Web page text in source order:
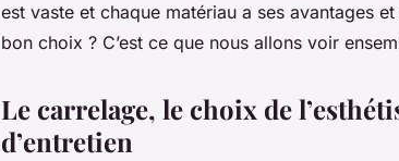
est vaste et chaque matériau a ses avantages
bon choix ? C’est ce que nous allons voir
Le carrelage, le choix de
d’entretien